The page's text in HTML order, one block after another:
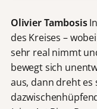
Olivier Tambosis
des Kreises –
sehr real nimmt
bewegt sich
aus, dann dreht